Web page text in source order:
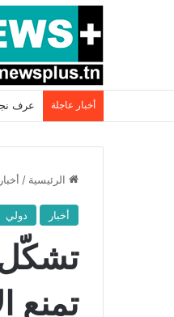
أخبار عاجلة بسبب
الرئيسية / أخبار
أخبار دولي
تشكّل
تمنع